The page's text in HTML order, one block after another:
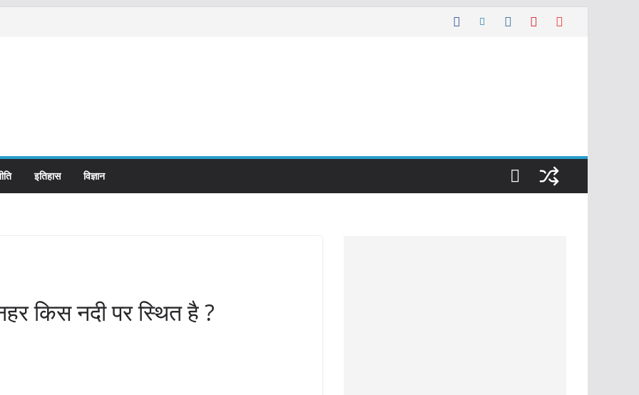
इतिहास विज्ञान
किस नदी पर स्थित है ?